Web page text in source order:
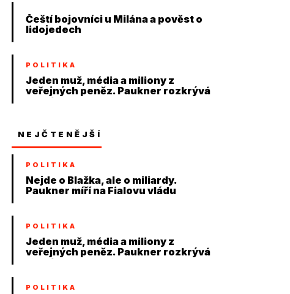
Čeští bojovníci u Milána a pověst o
lidojedech
POLITIKA
Jeden muž, média a miliony z
veřejných peněz. Paukner rozkrývá
systém
NEJČTENĚJŠÍ
POLITIKA
Nejde o Blažka, ale o miliardy.
Paukner míří na Fialovu vládu
POLITIKA
Jeden muž, média a miliony z
veřejných peněz. Paukner rozkrývá
systém
POLITIKA